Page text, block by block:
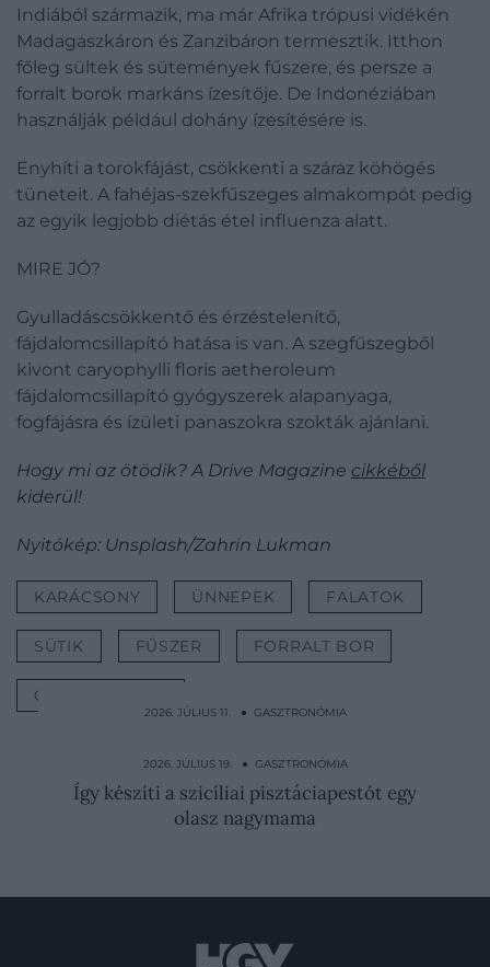
Indiából származik, ma már Afrika trópusi vidékén
Madagaszkáron és Zanzibáron termesztik. Itthon
főleg sültek és sütemények fűszere, és persze a
forralt borok markáns ízesítője. De Indonéziában
használják például dohány ízesítésére is.
Enyhíti a torokfájást, csökkenti a száraz köhögés
tüneteit. A fahéjas-szekfűszeges almakompót pedig
az egyik legjobb diétás étel influenza alatt.
MIRE JÓ?
Gyulladáscsökkentő és érzéstelenítő,
fájdalomcsillapító hatása is van. A szegfűszegből
kivont caryophylli floris aetheroleum
fájdalomcsillapító gyógyszerek alapanyaga,
fogfájásra és ízületi panaszokra szokták ajánlani.
Hogy mi az ötödik? A Drive Magazine cikkéből
kiderül!
Nyitókép: Unsplash/Zahrin Lukman
KARÁCSONY ÜNNEPEK FALATOK
SÜTIK FŰSZER FORRALT BOR
GYÓGYNÖVÉNY
2026. JÚLIUS 11. ● GASZTRONÓMIA
Közel sem biztos
2026. JÚLIUS 19. ● GASZTRONÓMIA
Így készíti a szicíliai pisztáciapestót egy
olasz nagymama